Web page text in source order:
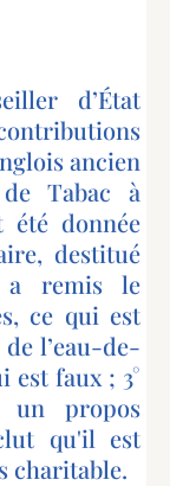
d’État
ancien
Tabac à
donnée
destitué
a remis le
ce qui est
l’eau-de-
est faux ; 3°
propos
qu'il est
charitable.